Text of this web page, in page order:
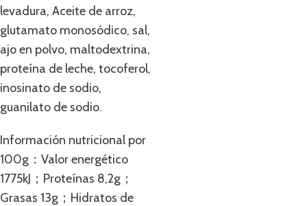
levadura, Aceite de arroz,
glutamato monosódico, sal,
ajo en polvo, maltodextrina,
proteína de leche, tocoferol,
inosinato de sodio,
guanilato de sodio.
Información nutricional por
100g：Valor energético
1775kJ；Proteínas 8,2g；
Grasas 13g；Hidratos de